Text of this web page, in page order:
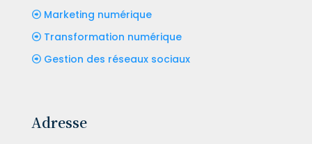
Marketing numérique
Transformation numérique
Gestion des réseaux sociaux
Adresse